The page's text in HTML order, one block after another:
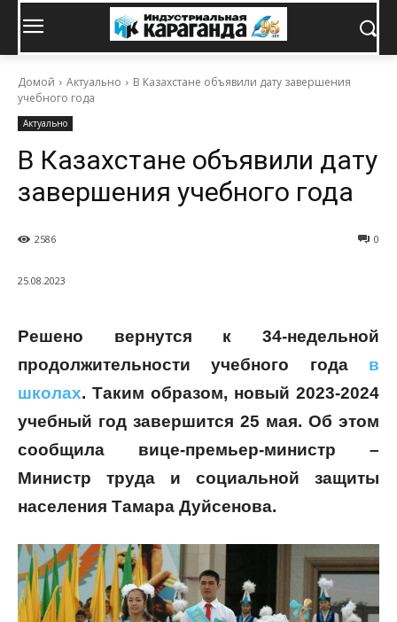
Домой Актуально
В Казахстане объявили дату завершения
учебного года
Актуально
В Казахстане объявили дату
завершения учебного года
0
2586
25.08.2023
Решено вернутся к 34-недельной
продолжительности учебного года в
школах. Таким образом, новый 2023-2024
учебный год завершится 25 мая. Об этом
сообщила вице-премьер-министр –
Министр труда и социальной защиты
населения Тамара Дуйсенова.